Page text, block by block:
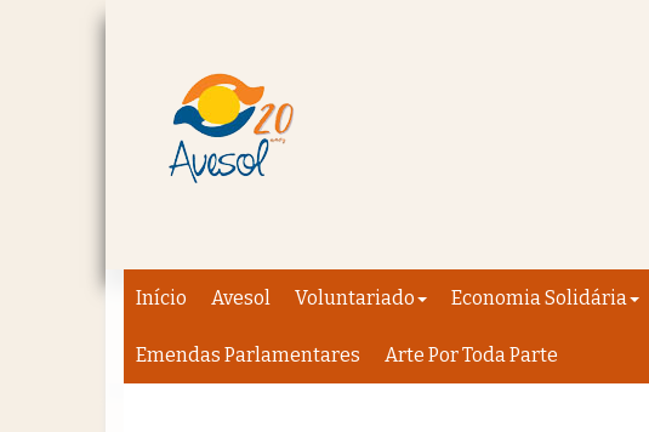
Início Avesol Voluntariado Economia Solidária
Emendas Parlamentares Arte Por Toda Parte